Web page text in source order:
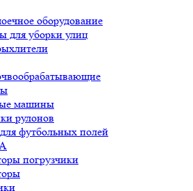
оборудование
для уборки улиц
машины
рулонов
футбольных полей
погрузчики